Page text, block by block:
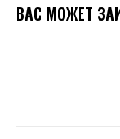
ВАС МОЖЕТ